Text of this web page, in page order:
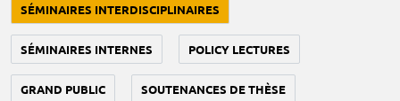
SÉMINAIRES INTERDISCIPLINAIRES
SÉMINAIRES INTERNES POLICY LECTURES
GRAND PUBLIC SOUTENANCES DE THÈSE